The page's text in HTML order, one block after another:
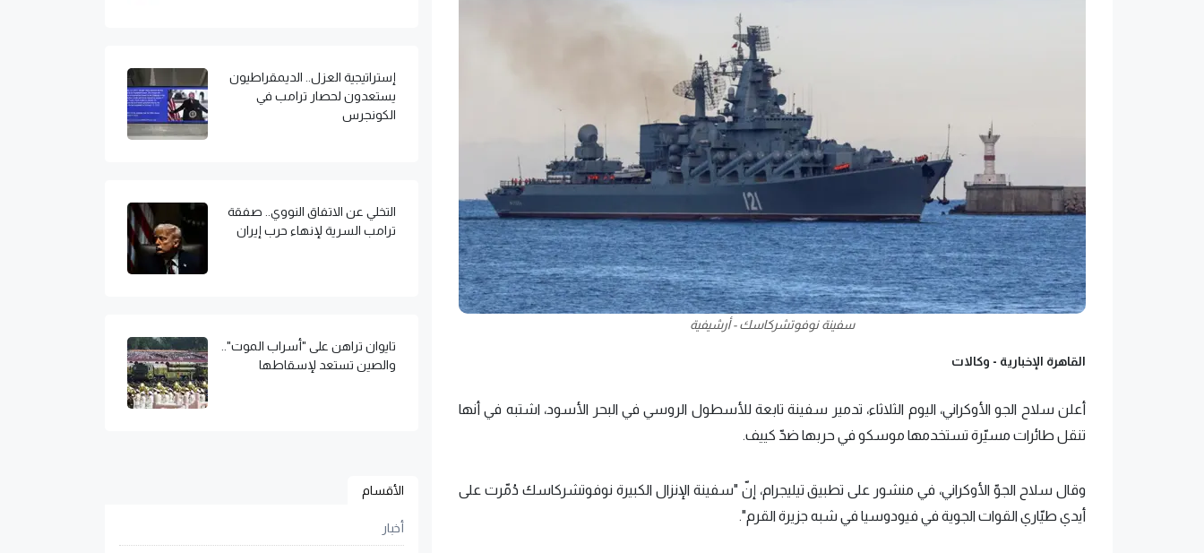
سفينة نوفوتشركاسك - أرشيفية
القاهرة الإخبارية - وكالات
أعلن سلاح الجو الأوكراني، اليوم الثلاثاء، تدمير سفينة تابعة للأسطول الروسي في البحر الأسود، اشتبه في أنها
تنقل طائرات مسيّرة تستخدمها موسكو في حربها ضدّ كييف.
وقال سلاح الجوّ الأوكراني، في منشور على تطبيق تيليجرام، إنّ "سفينة الإنزال الكبيرة نوفوتشركاسك دُمّرت على
أيدي طيّاري القوات الجوية في فيودوسيا في شبه جزيرة القرم".
إستراتيجية العزل.. الديمقراطيون
يستعدون لحصار ترامب في
الكونجرس
التخلي عن الاتفاق النووي.. صفقة
ترامب السرية لإنهاء حرب إيران
تايوان تراهن على "أسراب الموت"..
والصين تستعد لإسقاطها
الأقسام
أخبار